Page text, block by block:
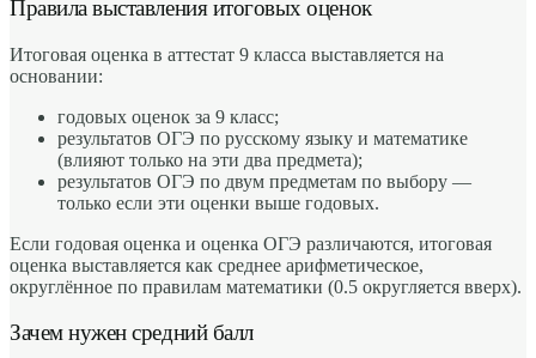
Правила выставления итоговых оценок
Итоговая оценка в аттестат 9 класса выставляется на
основании:
годовых оценок за 9 класс;
результатов ОГЭ по русскому языку и математике
(влияют только на эти два предмета);
результатов ОГЭ по двум предметам по выбору —
только если эти оценки выше годовых.
Если годовая оценка и оценка ОГЭ различаются, итоговая
оценка выставляется как среднее арифметическое,
округлённое по правилам математики (0.5 округляется вверх).
Зачем нужен средний балл